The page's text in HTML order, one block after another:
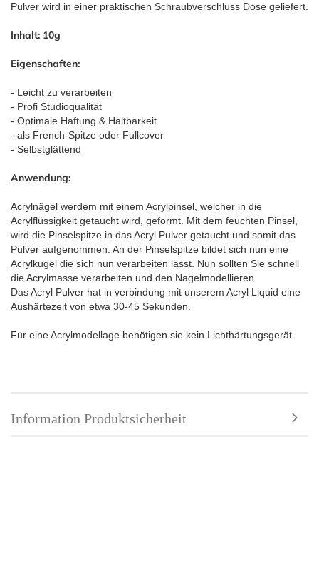
Pulver wird in einer praktischen Schraubverschluss Dose geliefert.
Inhalt: 10g
Eigenschaften:
- Leicht zu verarbeiten
- Profi Studioqualität
- Optimale Haftung & Haltbarkeit
- als French-Spitze oder Fullcover
- Selbstglättend
Anwendung:
Acrylnägel werdem mit einem Acrylpinsel, welcher in die
Acrylflüssigkeit getaucht wird, geformt. Mit dem feuchten Pinsel,
wird die Pinselspitze in das Acryl Pulver getaucht und somit das
Pulver aufgenommen. An der Pinselspitze bildet sich nun eine
Acrylkugel die sich nun verarbeiten lässt. Nun sollten Sie schnell
die Acrylmasse verarbeiten und den Nagelmodellieren.
Das Acryl Pulver hat in verbindung mit unserem Acryl Liquid eine
Aushärtezeit von etwa 30-45 Sekunden.
Für eine Acrylmodellage benötigen sie kein Lichthärtungsgerät.
Information Produktsicherheit